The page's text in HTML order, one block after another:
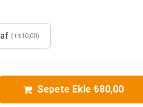
(+₺10,00)
Sepete Ekle ₺80,00